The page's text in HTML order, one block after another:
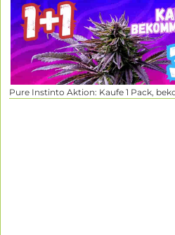
Pure Instinto Aktion: Kaufe 1 Pack,